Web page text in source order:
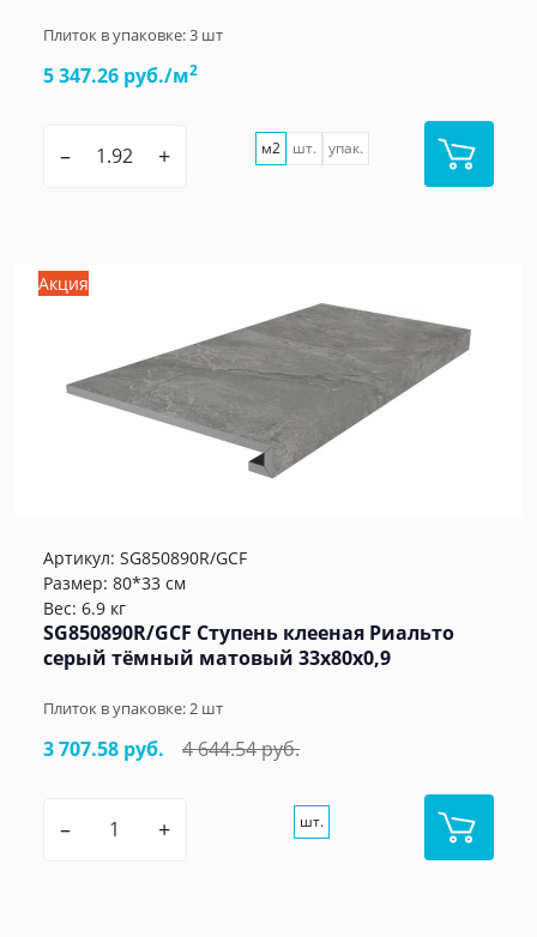
Плиток в упаковке:3 шт
5 347.26 руб./м2
– + м2 шт. упак.
Акция
Артикул: SG850890R/GCF
Размер: 80*33 см
Вес: 6.9 кг
SG850890R/GCF Ступень клееная Риальто
серый тёмный матовый 33x80x0,9
Плиток в упаковке:2 шт
3 707.58 руб. 4 644.54 руб.
– + шт.